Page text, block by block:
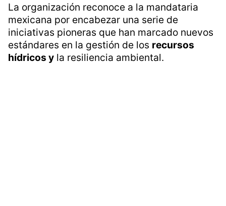
La organización reconoce a la mandataria
mexicana por encabezar una serie de
iniciativas pioneras que han marcado nuevos
estándares en la gestión de los recursos
hídricos y la resiliencia ambiental.